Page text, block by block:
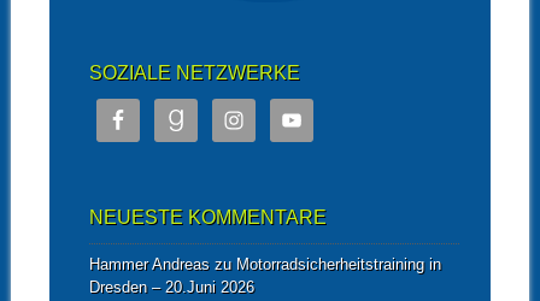
SOZIALE NETZWERKE
NEUESTE KOMMENTARE
Hammer Andreaszu Motorradsicherheitstraining in
Dresden – 20.Juni 2026